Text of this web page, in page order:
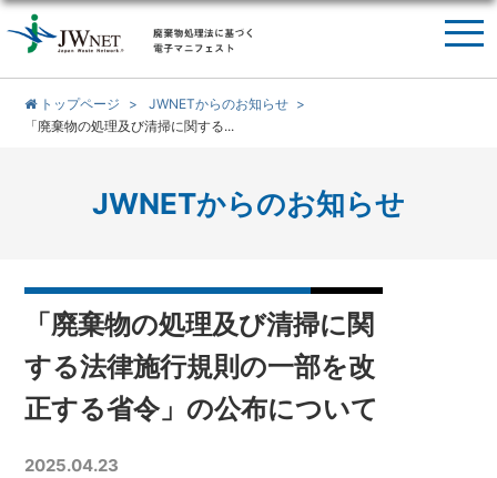
トップページ
JWNETからのお知らせ
「廃棄物の処理及び清掃に関する...
JWNETからのお知らせ
「廃棄物の処理及び清掃に関
する法律施行規則の一部を改
正する省令」の公布について
2025.04.23